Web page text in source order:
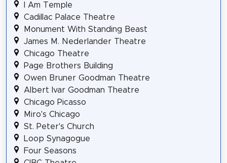
I Am Temple
Cadillac Palace Theatre
Monument With Standing Beast
James M. Nederlander Theatre
Chicago Theatre
Page Brothers Building
Owen Bruner Goodman Theatre
Albert Ivar Goodman Theatre
Chicago Picasso
Miro's Chicago
St. Peter's Church
Loop Synagogue
Four Seasons